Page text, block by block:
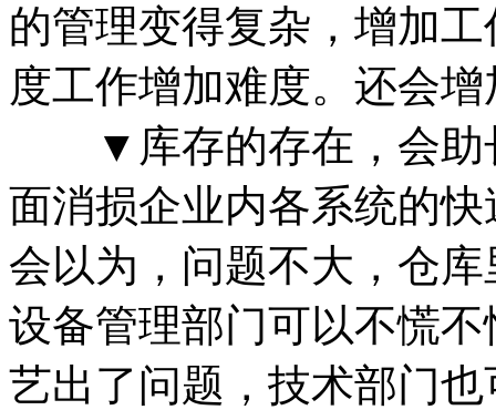
的管理变得复杂，增加
度工作增加难度。还会
▼库存的存在，会助长
面消损企业内各系统的
会以为，问题不大，仓
设备管理部门可以不慌
艺出了问题，技术部门